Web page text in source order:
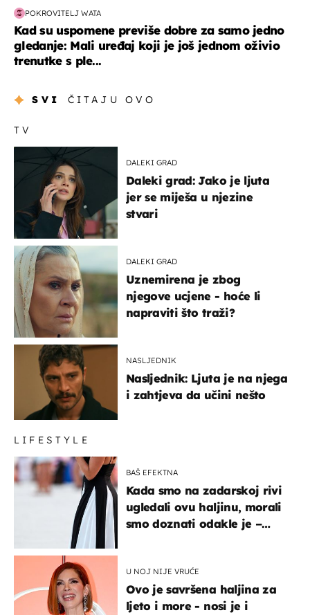
POKROVITELJ WATA
Kad su uspomene previše dobre za samo jedno
gledanje: Mali uređaj koji je još jednom oživio
trenutke s ple...
SVI ČITAJU OVO
TV
DALEKI GRAD
Daleki grad: Jako je ljuta
jer se miješa u njezine
stvari
DALEKI GRAD
Uznemirena je zbog
njegove ucjene - hoće li
napraviti što traži?
NASLJEDNIK
Nasljednik: Ljuta je na njega
i zahtjeva da učini nešto
LIFESTYLE
BAŠ EFEKTNA
Kada smo na zadarskoj rivi
ugledali ovu haljinu, morali
smo doznati odakle je –
U NOJ NIJE VRUĆE
Ovo je savršena haljina za
ljeto i more - nosi je i